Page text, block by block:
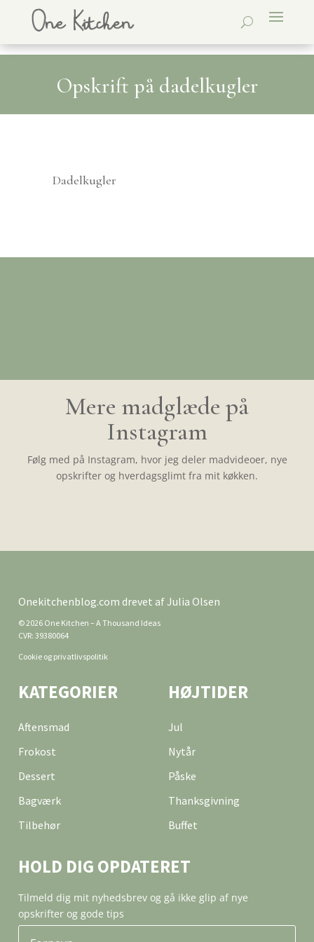
Opskrift på dadelkugler
Dadelkugler
Mere madglæde på
Instagram
Følg med på Instagram, hvor jeg deler madvideoer, nye
opskrifter og hverdagsglimt fra mit køkken.
Onekitchenblog.com drevet af Julia Olsen
© 2026 One Kitchen – A Thousand Ideas
CVR: 39380064
Cookie og privatlivspolitik
KATEGORIER
Aftensmad
Frokost
Dessert
Bagværk
Tilbehør
HØJTIDER
Jul
Nytår
Påske
Thanksgivning
Buffet
HOLD DIG OPDATERET
Tilmeld dig mit nyhedsbrev og gå ikke glip af nye
opskrifter og gode tips